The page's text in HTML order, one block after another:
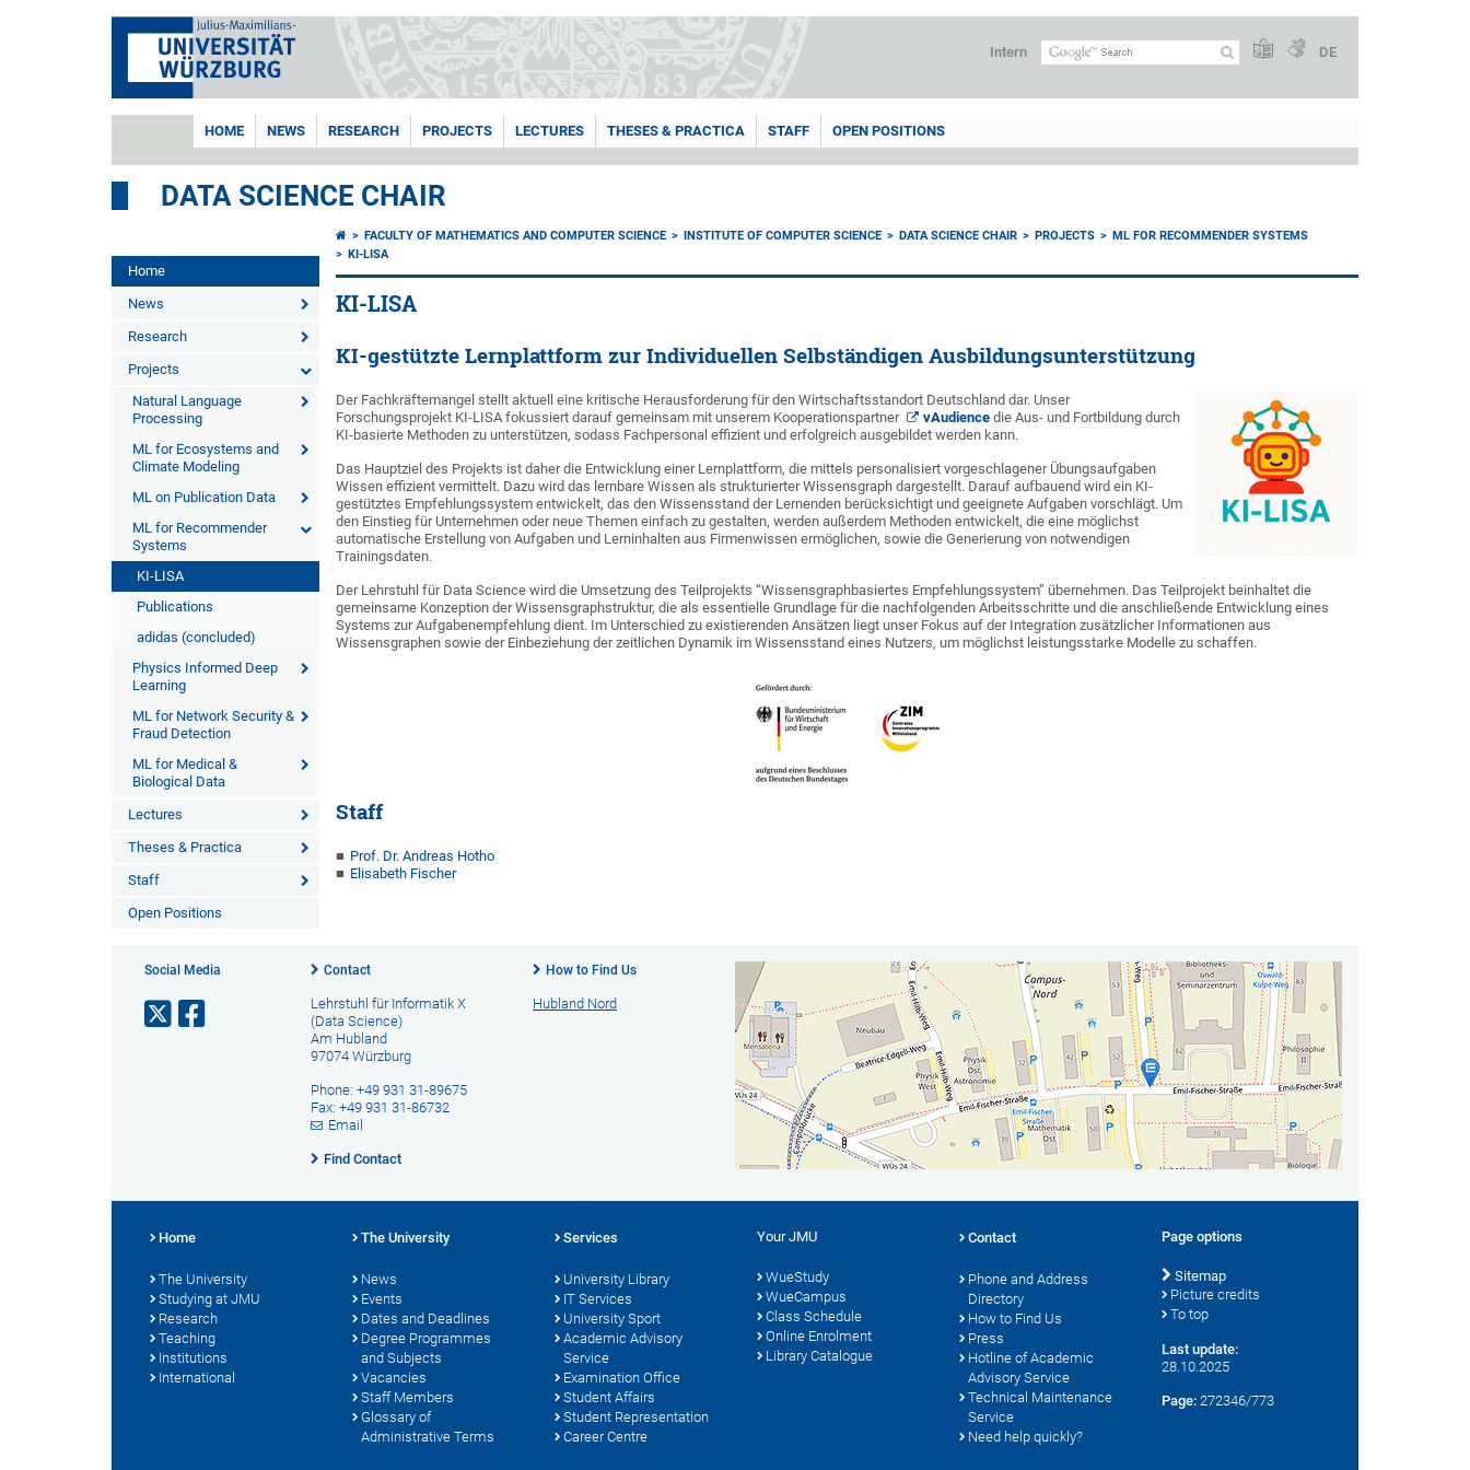
Intern DE
HOME NEWS RESEARCH PROJECTS LECTURES THESES & PRACTICA STAFF OPEN POSITIONS
DATA SCIENCE CHAIR
Home
News
Research
Projects
Natural Language
Processing
ML for Ecosystems and
Climate Modeling
ML on Publication Data
ML for Recommender
Systems
KI-LISA
Publications
adidas (concluded)
Physics Informed Deep
Learning
ML for Network Security &
Fraud Detection
ML for Medical &
Biological Data
Lectures
Theses & Practica
Staff
Open Positions
FACULTY OF MATHEMATICS AND COMPUTER SCIENCE INSTITUTE OF COMPUTER SCIENCE DATA SCIENCE CHAIR PROJECTS
ML FOR RECOMMENDER SYSTEMS
KI-LISA
KI-LISA
KI-gestützte Lernplattform zur Individuellen Selbständigen Ausbildungsunterstützung
Der Fachkräftemangel stellt aktuell eine kritische Herausforderung für den Wirtschaftsstandort Deutschland dar. Unser
Forschungsprojekt KI-LISA fokussiert darauf gemeinsam mit unserem Kooperationspartner
vAudiencedie Aus- und Fortbildung durch
KI-basierte Methoden zu unterstützen, sodass Fachpersonal effizient und erfolgreich ausgebildet werden kann.
Das Hauptziel des Projekts ist daher die Entwicklung einer Lernplattform, die mittels personalisiert vorgeschlagener Übungsaufgaben
Wissen effizient vermittelt. Dazu wird das lernbare Wissen als strukturierter Wissensgraph dargestellt. Darauf aufbauend wird ein KI-
gestütztes Empfehlungssystem entwickelt, das den Wissensstand der Lernenden berücksichtigt und geeignete Aufgaben vorschlägt. Um
den Einstieg für Unternehmen oder neue Themen einfach zu gestalten, werden außerdem Methoden entwickelt, die eine möglichst
automatische Erstellung von Aufgaben und Lerninhalten aus Firmenwissen ermöglichen, sowie die Generierung von notwendigen
Trainingsdaten.
Der Lehrstuhl für Data Science wird die Umsetzung des Teilprojekts “Wissensgraphbasiertes Empfehlungssystem” übernehmen. Das Teilprojekt beinhaltet die
gemeinsame Konzeption der Wissensgraphstruktur, die als essentielle Grundlage für die nachfolgenden Arbeitsschritte und die anschließende Entwicklung eines
Systems zur Aufgabenempfehlung dient. Im Unterschied zu existierenden Ansätzen liegt unser Fokus auf der Integration zusätzlicher Informationen aus
Wissensgraphen sowie der Einbeziehung der zeitlichen Dynamik im Wissensstand eines Nutzers, um möglichst leistungsstarke Modelle zu schaffen.
Staff
Prof. Dr. Andreas Hotho
Elisabeth Fischer
Social Media Contact
Lehrstuhl für Informatik X
(Data Science)
Am Hubland
97074 Würzburg
Phone: +49 931 31-89675
Fax: +49 931 31-86732
Email
Find Contact
How to Find Us
Hubland Nord
Home
The University
Studying at JMU
Research
Teaching
Institutions
International
The University
News
Events
Dates and Deadlines
Degree Programmes
and Subjects
Vacancies
Staff Members
Glossary of
Administrative Terms
Services
University Library
IT Services
University Sport
Academic Advisory
Service
Examination Office
Student Affairs
Student Representation
Career Centre
Your JMU
WueStudy
WueCampus
Class Schedule
Online Enrolment
Library Catalogue
Contact
Phone and Address
Directory
How to Find Us
Press
Hotline of Academic
Advisory Service
Technical Maintenance
Service
Need help quickly?
Page options
Sitemap
Picture credits
To top
Last update:
28.10.2025
Page: 272346/773